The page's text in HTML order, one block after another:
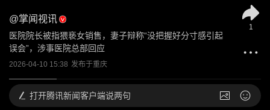
@掌闻视讯
医院院长被指猥亵女销售，妻子辩称“没把握好分寸感引起
误会”，涉事医院总部回应
2026-04-10 15:38 发布于重庆
1
打开腾讯新闻客户端说两句